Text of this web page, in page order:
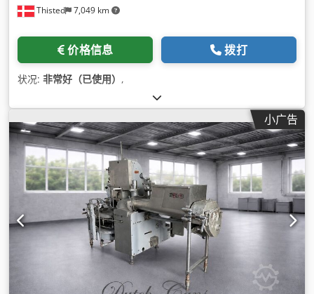
Thisted 7,049 km
价格信息 拨打
状况: 非常好（已使用） ,
小广告